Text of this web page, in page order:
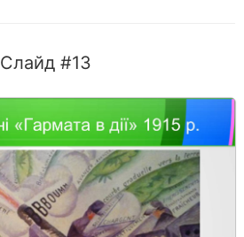
Слайд #13